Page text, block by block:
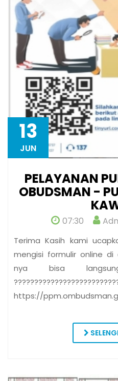
13
JUN
PELAYANAN
OBUDSMAN -
07:30
Terima Kasih kami
mengisi formulir online
nya bisa
https://